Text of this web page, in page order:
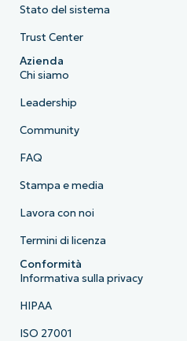
Stato del sistema
Trust Center
Azienda
Chi siamo
Leadership
Community
FAQ
Stampa e media
Lavora con noi
Termini di licenza
Conformità
Informativa sulla privacy
HIPAA
ISO 27001